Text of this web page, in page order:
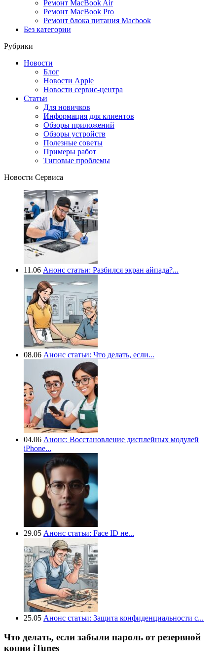
Ремонт MacBook Air
Ремонт MacBook Pro
Ремонт блока питания Macbook
Без категории
Рубрики
Новости
Блог
Новости Apple
Новости сервис-центра
Статьи
Для новичков
Информация для клиентов
Обзоры приложений
Обзоры устройств
Полезные советы
Примеры работ
Типовые проблемы
Новости Сервиса
11.06 Анонс статьи: Разбился экран айпада?...
08.06 Анонс статьи: Что делать, если...
04.06 Анонс: Восстановление дисплейных модулей
iPhone...
29.05 Анонс статьи: Face ID не...
25.05 Анонс статьи: Защита конфиденциальности с...
Что делать, если забыли пароль от резервной
копии iTunes